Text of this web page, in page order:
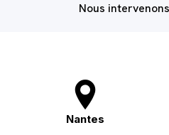
Nous
Nantes